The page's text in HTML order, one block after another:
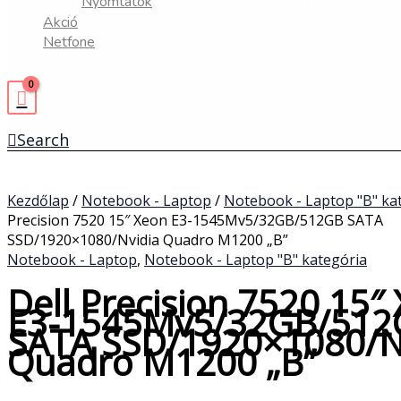
Akció
Netfone
Search
Kezdőlap / Notebook - Laptop / Notebook - Laptop "B"
Precision 7520 15″ Xeon E3-1545Mv5/32GB/512GB SATA
SSD/1920×1080/Nvidia Quadro M1200 „B”
Notebook - Laptop, Notebook - Laptop "B" kategória
Dell Precision 7520 15″
E3-1545Mv5/32GB/
SATA SSD/1920×1080/
Quadro M1200 „B”